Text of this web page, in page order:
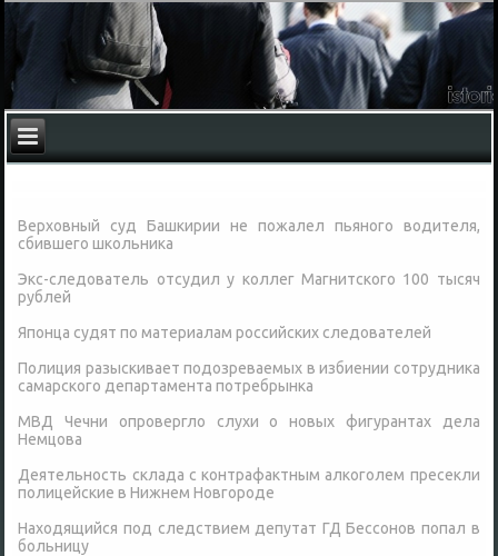
Верховный суд Башкирии не пожалел пьяного водителя,
сбившего школьника
Экс-следователь отсудил у коллег Магнитского 100 тысяч
рублей
Японца судят по материалам российских следователей
Полиция разыскивает подозреваемых в избиении сотрудника
самарского департамента потребрынка
МВД Чечни опровергло слухи о новых фигурантах дела
Немцова
Деятельность склада с контрафактным алкоголем пресекли
полицейские в Нижнем Новгороде
Находящийся под следствием депутат ГД Бессонов попал в
больницу